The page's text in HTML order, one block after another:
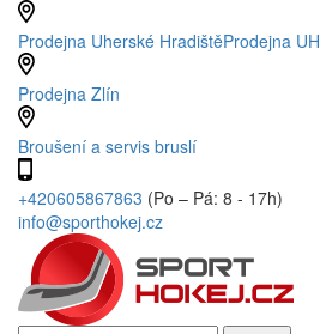
Prodejna Uherské HradištěProdejna UH
Prodejna Zlín
Broušení a servis bruslí
+420605867863 (Po – Pá: 8 - 17h)
info@sporthokej.cz